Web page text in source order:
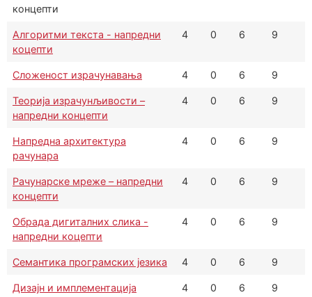
концепти
Алгоритми текста - напредни
коцепти
4 0 6 9
Сложеност израчунавања 4 0 6 9
Теорија израчунљивости –
напредни концепти
4 0 6 9
Напредна архитектура
рачунара
4 0 6 9
Рачунарске мреже – напредни
концепти
4 0 6 9
Обрада дигиталних слика -
напредни коцепти
4 0 6 9
Семантика програмских језика 4 0 6 9
Дизајн и имплементација
4 0 6 9